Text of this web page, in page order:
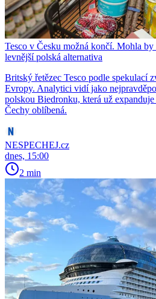
Tesco v Česku možná končí. Mohla
levnější polská alternativa
Britský řetězec Tesco podle spekulací
Evropy. Analytici vidí jako
polskou Biedronku, která už
Čechy oblíbená.
NESPECHEJ.cz
dnes, 15:00
2 min